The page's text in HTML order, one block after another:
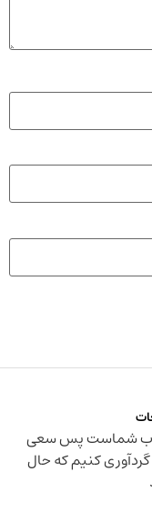
خوب شماست پس سعی
کنیم که حال